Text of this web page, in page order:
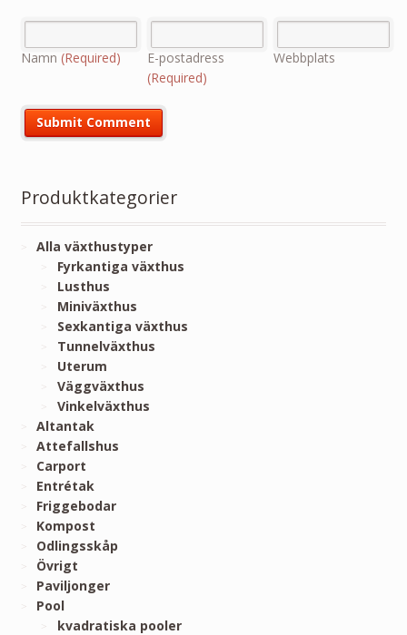
Namn (Required)
E-postadress
(Required)
Webbplats
Produktkategorier
Alla växthustyper
Fyrkantiga växthus
Lusthus
Miniväxthus
Sexkantiga växthus
Tunnelväxthus
Uterum
Väggväxthus
Vinkelväxthus
Altantak
Attefallshus
Carport
Entrétak
Friggebodar
Kompost
Odlingsskåp
Övrigt
Paviljonger
Pool
kvadratiska pooler